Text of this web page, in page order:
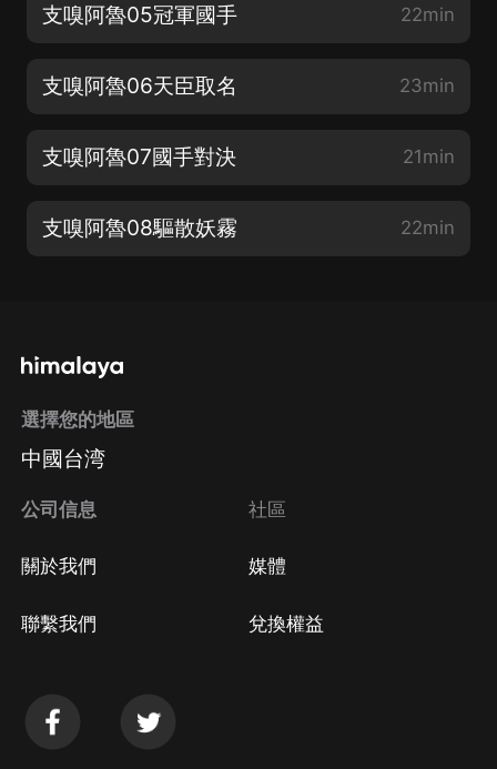
支嗅阿魯05冠軍國手 22min
支嗅阿魯06天臣取名 23min
支嗅阿魯07國手對決 21min
支嗅阿魯08驅散妖霧 22min
選擇您的地區
中國台湾
公司信息
關於我們
聯繫我們
社區
媒體
兌換權益